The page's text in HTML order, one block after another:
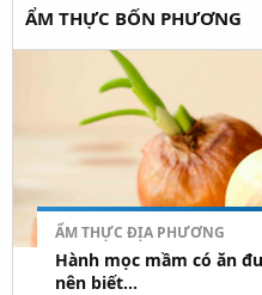
ẨM THỰC BỐN PHƯƠNG
ẨM THỰC ĐỊA PHƯƠNG
Hành mọc mầm có ăn
nên biết...